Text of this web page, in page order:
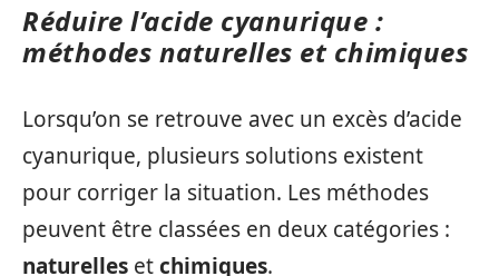
Réduire l’acide cyanurique :
méthodes naturelles et chimiques
Lorsqu’on se retrouve avec un excès d’acide
cyanurique, plusieurs solutions existent
pour corriger la situation. Les méthodes
peuvent être classées en deux catégories :
naturelles etchimiques.